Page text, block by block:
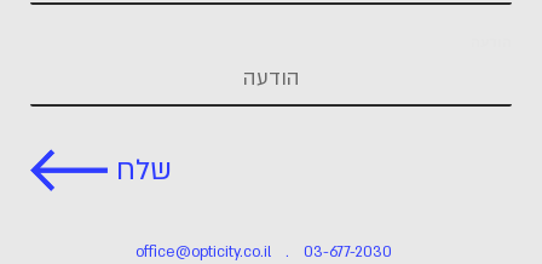
שלח
office@opticity.co.il . 03-677-2030